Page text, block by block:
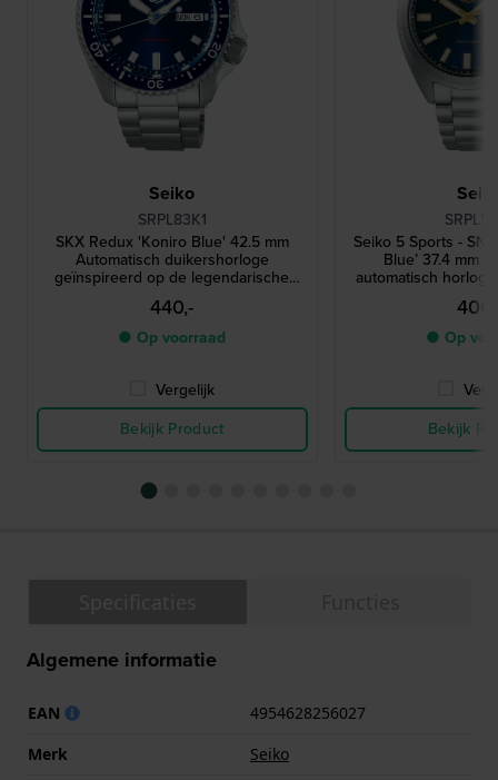
Seiko
SRPL83K1
SKX Redux 'Koniro Blue' 42.5 mm
Automatisch duikershorloge
geïnspireerd op de legendarische
SKX399 uit 1998
440,-
● Op voorraad
Vergelijk
Bekijk Product
Seiko 5 Sports -
Blue’ 37.4 mm
automatisch
● Op
Bekijk
Algemene informatie
EAN
4954628256027
Merk
Seiko